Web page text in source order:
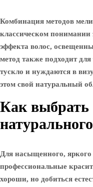
Комбинация методов
классическом понимании
эффекта волос,
метод также подходит
тускло и нуждаются в
этом свой натуральный
Как выбрать
Для насыщенного,
профессиональные
хороши, но добиться